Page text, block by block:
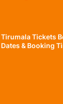
Tirumala Tickets
Dates & Booking